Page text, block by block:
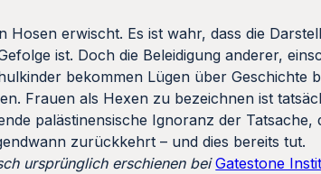
erwischt. Es ist wahr, dass die
ist. Doch die Beleidigung anderer,
bekommen Lügen über Geschichte
Frauen als Hexen zu bezeichnen ist
palästinensische Ignoranz der Tatsache,
zurückkehrt – und dies bereits tut.
ursprünglich erschienen beiGatestone